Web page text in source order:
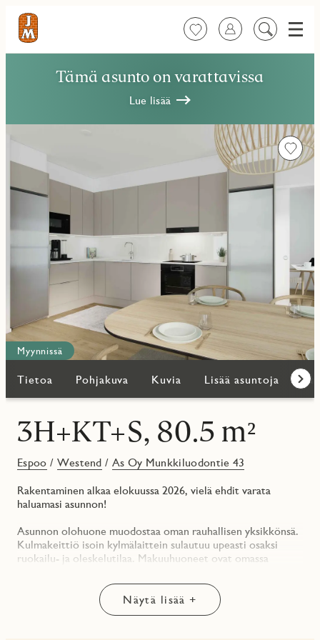
SuosikitKirjaudu sisään
Etsi
Tämä asunto on varattavissa
Lue lisää
Myynnissä
Tietoa Pohjakuva Kuvia Lisää asuntoja
3H+KT+S, 80.5 m²
Espoo / Westend / As Oy Munkkiluodontie 43
Rakentaminen alkaa elokuussa 2026, vielä ehdit varata
haluamasi asunnon!
Asunnon olohuone muodostaa oman rauhallisen yksikkönsä.
Kulmakeittiö isoin kylmälaittein sulautuu upeasti osaksi
ruokailu- ja oleskelutilaa. Makuuhuoneet ovat omassa
täydellisyyttä. Liukuovikaapistot ja vaatehuone tuovat
toimivuutta ja viimeisteltyä ilmettä. Asunnon ikkunat
avautuvat pohjoiseen ja itään, tuoden asuntoon miellyttävää
Näytä lisää +